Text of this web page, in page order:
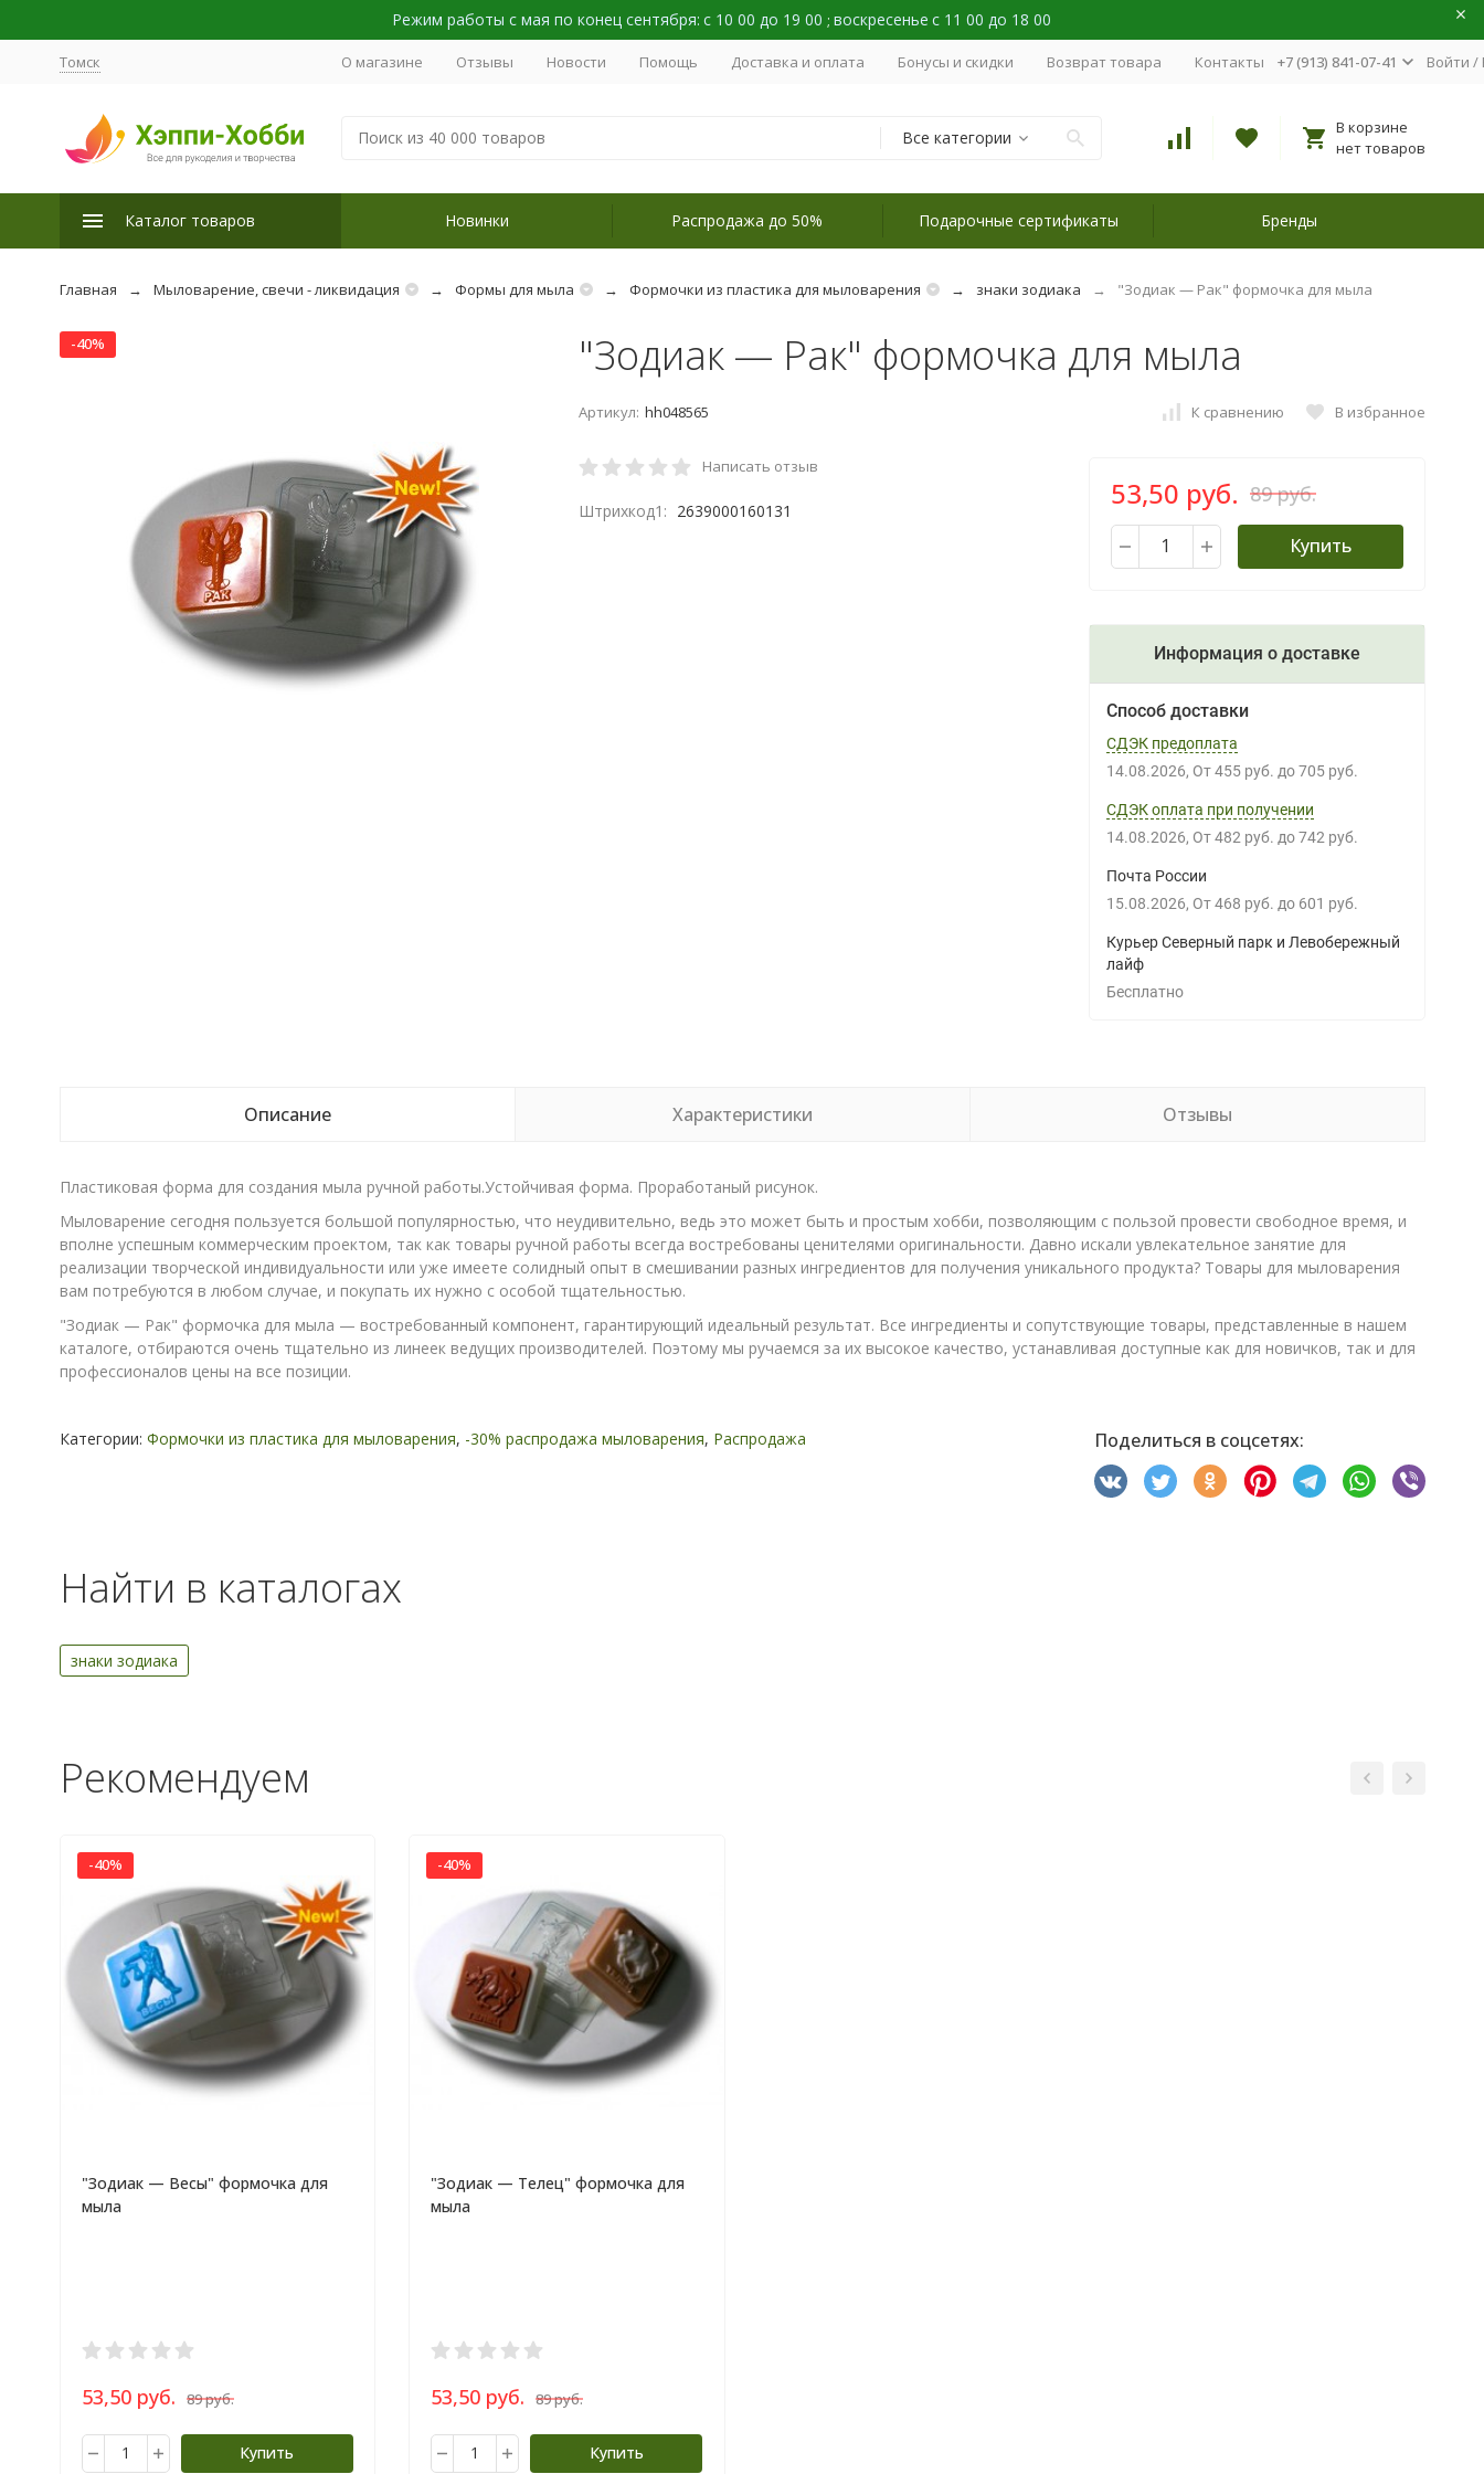
Режим работы с мая по конец сентября: с 10 00 до 19 00 ; воскресенье с 11 00 до 18 00
Томск О магазине Отзывы Новости Помощь Доставка и оплата Бонусы и скидки Возврат товара Контакты +7 (913) 841-07-41 Войти /
Все категории
В корзине
нет товаров
Каталог товаров Новинки Распродажа до 50% Подарочные сертификаты Бренды
Главная Мыловарение, свечи - ликвидация Формы для мыла Формочки из пластика для мыловарения знаки зодиака "Зодиак — Рак" формочка для мыла
-40% "Зодиак — Рак" формочка для мыла
Артикул: hh048565 К сравнению В избранное
Написать отзыв
Штрихкод1: 2639000160131 53,50 руб. 89 руб.
Купить
Информация о доставке
Способ доставки
СДЭК предоплата
14.08.2026 От 455 руб. до 705 руб.
СДЭК оплата при получении
14.08.2026 От 482 руб. до 742 руб.
Почта России
15.08.2026 От 468 руб. до 601 руб.
Курьер Северный парк и Левобережный
лайф
Бесплатно
Описание Характеристики Отзывы
Пластиковая форма для создания мыла ручной работы.Устойчивая форма. Проработаный рисунок.
Мыловарение сегодня пользуется большой популярностью, что неудивительно, ведь это может быть и простым хобби, позволяющим с пользой провести свободное время, и
вполне успешным коммерческим проектом, так как товары ручной работы всегда востребованы ценителями оригинальности. Давно искали увлекательное занятие для
реализации творческой индивидуальности или уже имеете солидный опыт в смешивании разных ингредиентов для получения уникального продукта? Товары для мыловарения
вам потребуются в любом случае, и покупать их нужно с особой тщательностью.
"Зодиак — Рак" формочка для мыла — востребованный компонент, гарантирующий идеальный результат. Все ингредиенты и сопутствующие товары, представленные в нашем
каталоге, отбираются очень тщательно из линеек ведущих производителей. Поэтому мы ручаемся за их высокое качество, устанавливая доступные как для новичков, так и для
профессионалов цены на все позиции.
Категории: Формочки из пластика для мыловарения, -30% распродажа мыловарения, Распродажа Поделиться в соцсетях:
Найти в каталогах
знаки зодиака
Рекомендуем
-40%
"Зодиак — Весы" формочка для
мыла
53,50 руб. 89 руб.
Купить
-40%
"Зодиак — Телец" формочка для
мыла
53,50 руб. 89 руб.
Купить